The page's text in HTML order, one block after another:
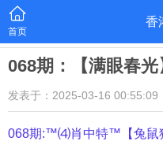
首页
香
068期：【满眼春
发表于：2025-03-16 00:55:09
068期:™⑷肖中特™【兔鼠